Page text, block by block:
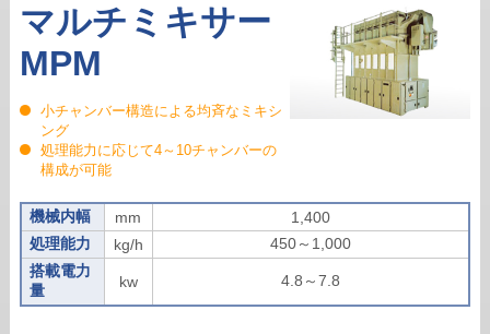
マルチミキサー
MPM
小チャンバー構造による均斉なミキシ
ング
処理能力に応じて4～10チャンバーの
構成が可能
機械内幅 mm
1,400
処理能力
kg/h
450～1,000
搭載電力
量
kw 4.8～7.8